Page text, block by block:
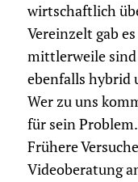
wirtschaftlich
Vereinzelt gab
mittlerweile sind
ebenfalls hybrid
Wer zu uns
für sein
Frühere
Videoberatung